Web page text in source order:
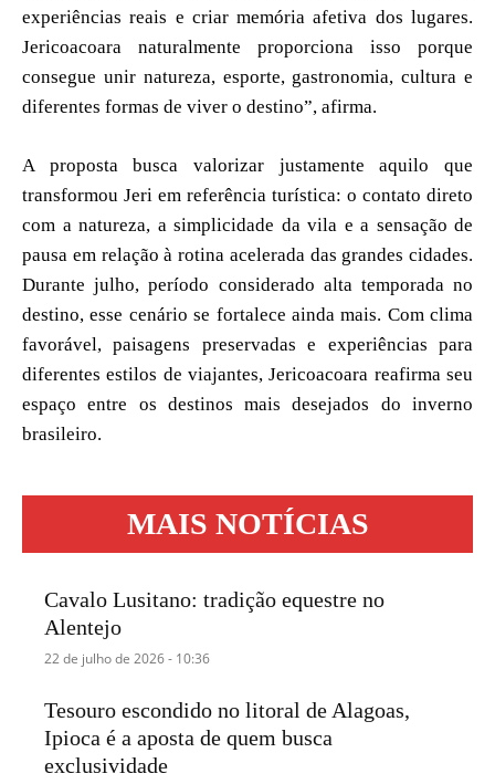
experiências reais e criar memória afetiva dos lugares.
Jericoacoara naturalmente proporciona isso porque
consegue unir natureza, esporte, gastronomia, cultura e
diferentes formas de viver o destino”, afirma.
A proposta busca valorizar justamente aquilo que
transformou Jeri em referência turística: o contato direto
com a natureza, a simplicidade da vila e a sensação de
pausa em relação à rotina acelerada das grandes cidades.
Durante julho, período considerado alta temporada no
destino, esse cenário se fortalece ainda mais. Com clima
favorável, paisagens preservadas e experiências para
diferentes estilos de viajantes, Jericoacoara reafirma seu
espaço entre os destinos mais desejados do inverno
brasileiro.
MAIS NOTÍCIAS
Cavalo Lusitano: tradição equestre no
Alentejo
22 de julho de 2026 - 10:36
Tesouro escondido no litoral de Alagoas,
Ipioca é a aposta de quem busca
exclusividade